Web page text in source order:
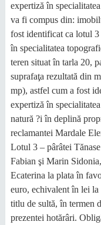
expertiză în
va fi compus din:
fost identificat ca lotul
în specialitatea
teren situat în tarla 20,
suprafaţa rezultată din
mp), astfel cum a fost
expertiză în
natură ?i în deplină
reclamantei Mardale
Lotul 3 – pârâtei
Fabian şi Marin
Ecaterina la plata în
euro, echivalent în lei
titlu de sultă, în termen
prezentei hotărâri.